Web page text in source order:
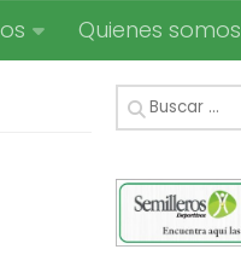
Quienes somos
Buscar: